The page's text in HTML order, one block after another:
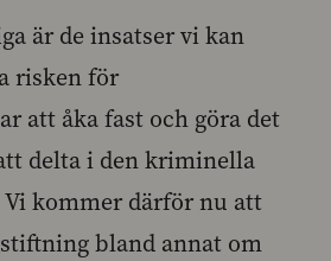
är de insatser vi kan
risken för
att åka fast och göra det
delta i den kriminella
kommer därför nu att
bland annat om